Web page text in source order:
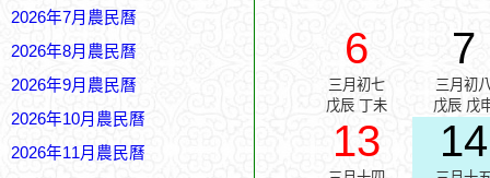
2026年7月農民曆
2026年8月農民曆
2026年9月農民曆
2026年10月農民曆
2026年11月農民曆
6
三月初七
戊辰 丁未
7
三月初
戊辰 戊
13 14